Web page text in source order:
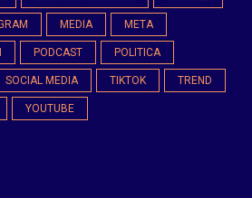
MEDIA META
PODCAST POLITICA
SOCIAL MEDIA TIKTOK TREND
YOUTUBE